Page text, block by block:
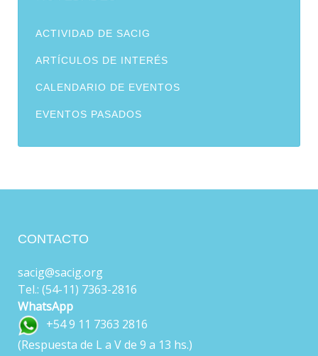
ACTIVIDAD DE SACIG
ARTÍCULOS DE INTERÉS
CALENDARIO DE EVENTOS
EVENTOS PASADOS
CONTACTO
sacig@sacig.org
Tel.: (54-11) 7363-2816
WhatsApp
+54 9 11 7363 2816
(Respuesta de L a V de 9 a 13 hs.)